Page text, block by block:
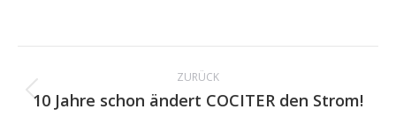
Facebook
ZURÜCK
Vorheriger
10 Jahre schon ändert COCITER den Strom!